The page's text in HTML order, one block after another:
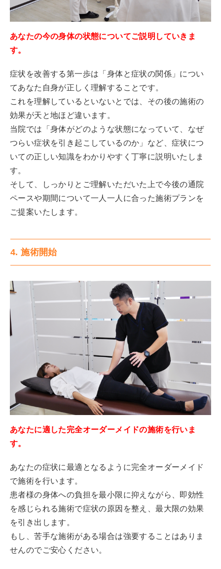
あなたの今の身体の状態についてご説明していきま
す。
症状を改善する第一歩は「身体と症状の関係」につい
てあなた自身が正しく理解することです。
これを理解しているといないとでは、その後の施術の
効果が天と地ほど違います。
当院では「身体がどのような状態になっていて、なぜ
つらい症状を引き起こしているのか」など、症状につ
いての正しい知識をわかりやすく丁寧に説明いたしま
す。
そして、しっかりとご理解いただいた上で今後の通院
ペースや期間について一人一人に合った施術プランを
ご提案いたします。
4. 施術開始
あなたに適した完全オーダーメイドの施術を行いま
す。
あなたの症状に最適となるように完全オーダーメイド
で施術を行います。
患者様の身体への負担を最小限に抑えながら、即効性
を感じられる施術で症状の原因を整え、最大限の効果
を引き出します。
もし、苦手な施術がある場合は強要することはありま
せんのでご安心ください。